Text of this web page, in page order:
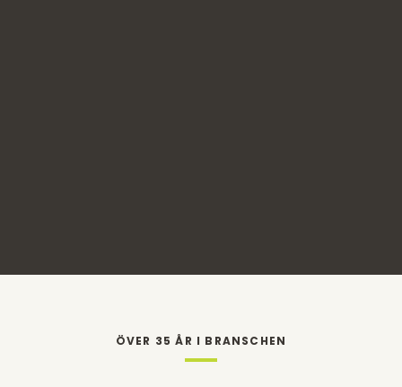
ÖVER 35 ÅR I BRANSCHEN